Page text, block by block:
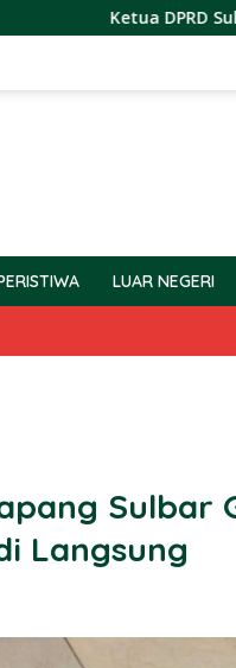
Ketua DPRD Sulbar
LUAR NEGERI
Sulbar
Langsung